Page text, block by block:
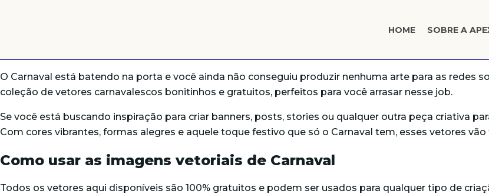
HOME SOBRE A
O Carnaval está batendo na porta e você ainda não conseguiu produzir nenhuma arte para as redes
coleção de vetores carnavalescos bonitinhos e gratuitos, perfeitos para você arrasar nesse job.
Se você está buscando inspiração para criar banners, posts, stories ou qualquer outra peça criativa
Com cores vibrantes, formas alegres e aquele toque festivo que só o Carnaval tem, esses vetores vão
Como usar as imagens vetoriais de Carnaval
Todos os vetores aqui disponíveis são 100% gratuitos e podem ser usados para qualquer tipo de